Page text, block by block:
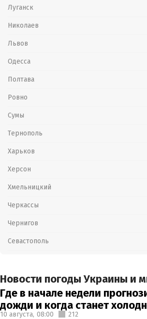
Луганск
Николаев
Львов
Одесса
Полтава
Ровно
Сумы
Тернополь
Харьков
Херсон
Хмельницкий
Черкассы
Чернигов
Севастополь
Новости погоды Украины и
Где в начале недели
дожди и когда станет
10 августа, 08:00 212